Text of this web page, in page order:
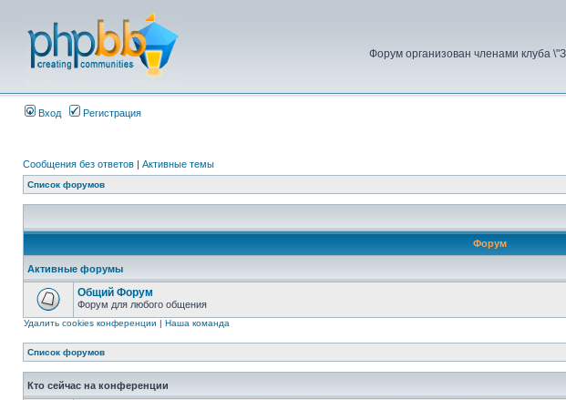
Форум организован членами клуба
Вход Регистрация
Сообщения без ответов | Активные темы
Список форумов
Форум
Активные форумы
Общий Форум
Форум для любого общения
Удалить cookies конференции | Наша команда
Список форумов
Кто сейчас на конференции